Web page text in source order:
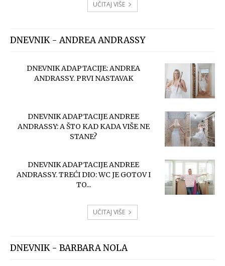
UČITAJ VIŠE
DNEVNIK - ANDREA ANDRASSY
DNEVNIK ADAPTACIJE: ANDREA
ANDRASSY. PRVI NASTAVAK
DNEVNIK ADAPTACIJE ANDREE
ANDRASSY: A ŠTO KAD KADA VIŠE NE
STANE?
DNEVNIK ADAPTACIJE ANDREE
ANDRASSY. TREĆI DIO: WC JE GOTOV I
TO...
UČITAJ VIŠE
DNEVNIK - BARBARA NOLA